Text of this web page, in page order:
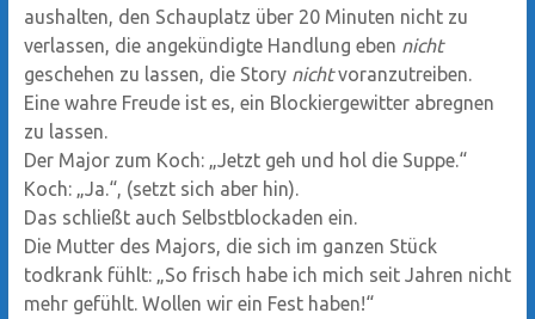
aushalten, den Schauplatz über 20 Minuten nicht zu
verlassen, die angekündigte Handlung eben nicht
geschehen zu lassen, die Story nichtvoranzutreiben.
Eine wahre Freude ist es, ein Blockiergewitter abregnen
zu lassen.
Der Major zum Koch: „Jetzt geh und hol die Suppe.“
Koch: „Ja.“, (setzt sich aber hin).
Das schließt auch Selbstblockaden ein.
Die Mutter des Majors, die sich im ganzen Stück
todkrank fühlt: „So frisch habe ich mich seit Jahren nicht
mehr gefühlt. Wollen wir ein Fest haben!“